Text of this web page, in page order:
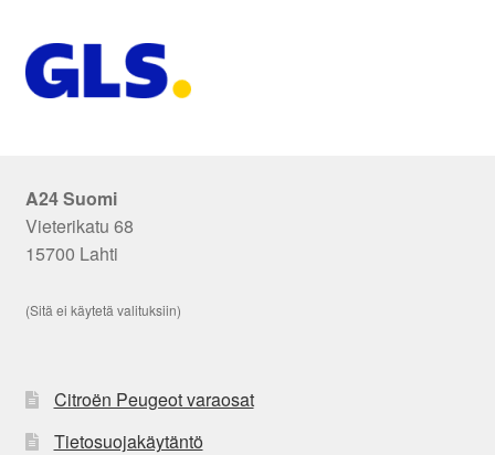
A24 Suomi
Vieterikatu 68
15700 Lahti
(Sitä ei käytetä valituksiin)
Citroën Peugeot varaosat
Tietosuojakäytäntö